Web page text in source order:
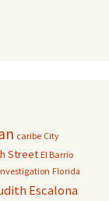
caribe City
Street El Barrio
Florida
Escalona